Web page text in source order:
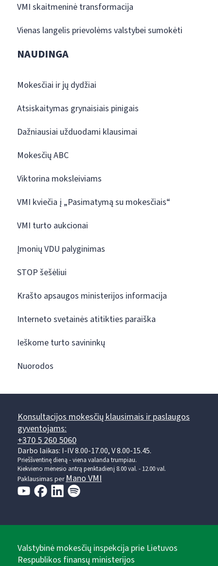
VMI skaitmeninė transformacija
Vienas langelis prievolėms valstybei sumokėti
NAUDINGA
Mokesčiai ir jų dydžiai
Atsiskaitymas grynaisiais pinigais
Dažniausiai užduodami klausimai
Mokesčių ABC
Viktorina moksleiviams
VMI kviečia į „Pasimatymą su mokesčiais“
VMI turto aukcionai
Įmonių VDU palyginimas
STOP šešėliui
Krašto apsaugos ministerijos informacija
Interneto svetainės atitikties paraiška
Ieškome turto savininkų
Nuorodos
Konsultacijos mokesčių klausimais ir paslaugos
gyventojams:
+370 5 260 5060
Darbo laikas: I-IV 8.00-17.00, V 8.00-15.45.
Prieššventinę dieną - viena valanda trumpiau.
Kiekvieno mėnesio antrą penktadienį 8.00 val. - 12.00 val.
Paklausimas per Mano VMI
Valstybinė mokesčių inspekcija prie Lietuvos
Respublikos finansų ministerijos